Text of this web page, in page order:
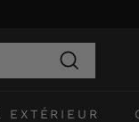
Recherche
EXTÉRIEUR